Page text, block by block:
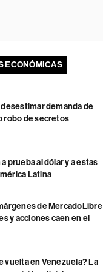
ECONÓMICAS
demanda de
robo de secretos
prueba al dólar y a estas
Latina
de MercadoLibre
y acciones caen en el
vuelta en Venezuela? La